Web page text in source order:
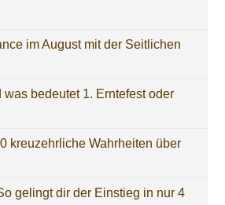
im August mit der Seitlichen
bedeutet 1. Erntefest oder
kreuzehrliche Wahrheiten über
gelingt dir der Einstieg in nur 4